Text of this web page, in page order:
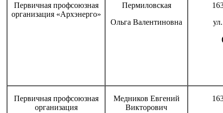
Первичная профсоюзная
организация «Архэнерго»
Пермиловская
Ольга Валентиновна
Первичная профсоюзная
организация
Медников Евгений
Викторович